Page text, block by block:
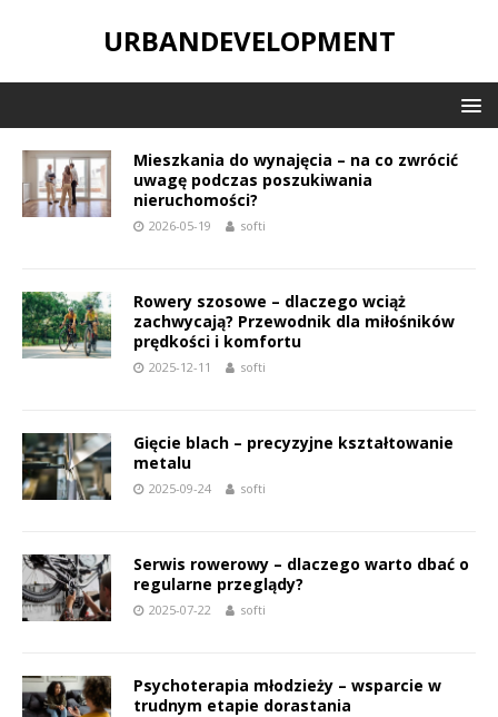
URBANDEVELOPMENT
Mieszkania do wynajęcia – na co zwrócić
uwagę podczas poszukiwania
nieruchomości?
2026-05-19 softi
Rowery szosowe – dlaczego wciąż
zachwycają? Przewodnik dla miłośników
prędkości i komfortu
2025-12-11 softi
Gięcie blach – precyzyjne kształtowanie
metalu
2025-09-24 softi
Serwis rowerowy – dlaczego warto dbać o
regularne przeglądy?
2025-07-22 softi
Psychoterapia młodzieży – wsparcie w
trudnym etapie dorastania